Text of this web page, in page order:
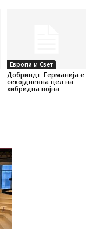
Европа и Свет
Добриндт: Германија е
секојдневна цел на
хибридна војна